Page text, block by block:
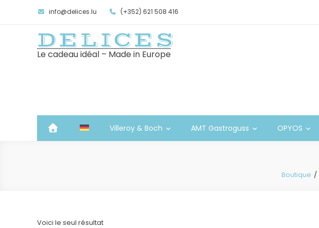
info@delices.lu (+352) 621 508 416
DELICES
Le cadeau idéal – Made in Europe
Villeroy & Boch AMT Gastroguss OPYOS
Boutique
Voici le seul résultat